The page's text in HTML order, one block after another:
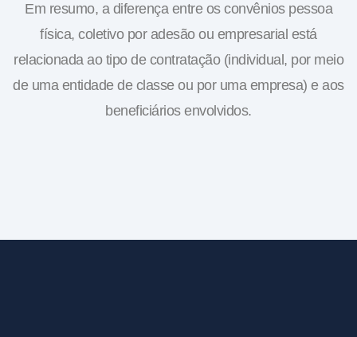
Em resumo, a diferença entre os convênios pessoa
física, coletivo por adesão ou empresarial está
relacionada ao tipo de contratação (individual, por meio
de uma entidade de classe ou por uma empresa) e aos
beneficiários envolvidos.